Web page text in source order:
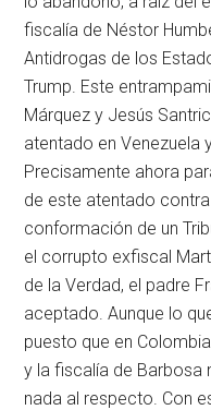
fiscalía de Néstor
Antidrogas de los
Trump. Este
Márquez y Jesús
atentado en Venezuela
Precisamente ahora
de este atentado
conformación de un
el corrupto exfiscal
de la Verdad, el padre
aceptado. Aunque lo
puesto que en
y la fiscalía de Barbosa
nada al respecto. Con